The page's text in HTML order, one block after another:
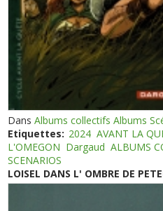
DansAlbums collectifs Albums
Etiquettes: 2024 AVANT LA
L'OMEGON Dargaud ALBUMS
SCENARIOS
LOISEL DANS L' OMBRE DE